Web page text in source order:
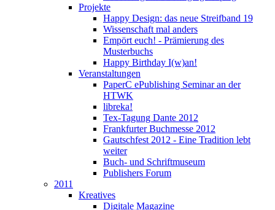
Projekte
Happy Design: das neue Streifband 19
Wissenschaft mal anders
Empört euch! - Prämierung des
Musterbuchs
Happy Birthday I(w)an!
Veranstaltungen
PaperC ePublishing Seminar an der
HTWK
libreka!
Tex-Tagung Dante 2012
Frankfurter Buchmesse 2012
Gautschfest 2012 - Eine Tradition lebt
weiter
Buch- und Schriftmuseum
Publishers Forum
2011
Kreatives
Digitale Magazine